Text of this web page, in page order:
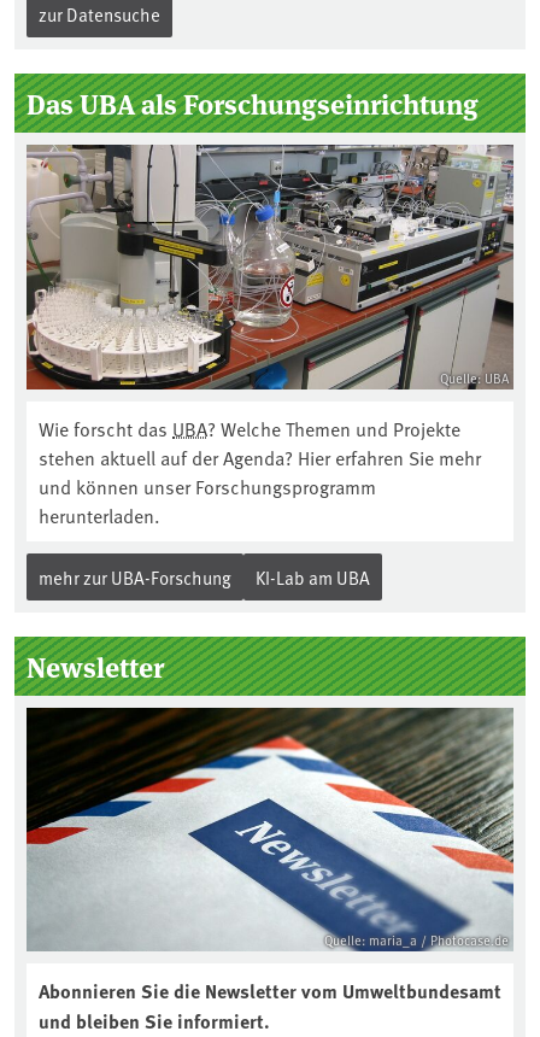
zur Datensuche
Das UBA als Forschungseinrichtung
Quelle: UBA
Wie forscht das UBA? Welche Themen und Projekte
stehen aktuell auf der Agenda? Hier erfahren Sie mehr
und können unser Forschungsprogramm
herunterladen.
mehr zur UBA-Forschung KI-Lab am UBA
Newsletter
Quelle: maria_a / Photocase.de
Abonnieren Sie die Newsletter vom Umweltbundesamt
und bleiben Sie informiert.